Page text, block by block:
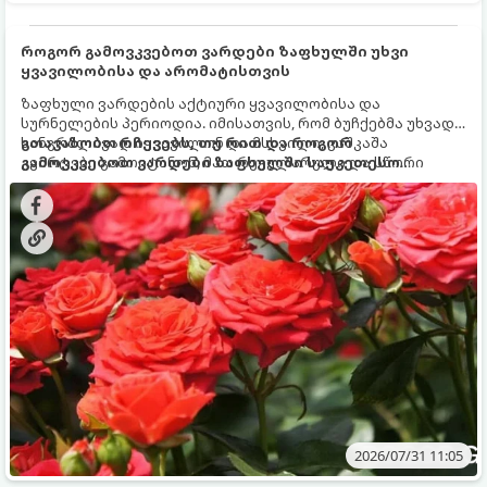
როგორ გამოვკვებოთ ვარდები ზაფხულში უხვი
ყვავილობისა და არომატისთვის
ზაფხული ვარდების აქტიური ყვავილობისა და
სურნელების პერიოდია. იმისათვის, რომ ბუჩქებმა უხვად,
ხანგრძლივად იყვავილონ და მსხვილი, კაშკაშა
კვირტები გამოიტანონ, მათ რეგულარული და სწორი
გამოკვება სჭირდებათ. ზაფხულის პერიოდში მცენარის
მოთხოვნილებები იცვლება, ამიტომ მნიშვნელოვანია
ვიცოდეთ, რომელი სასუქები გამოიყენება ამ დროს.
გთავაზობთ რჩევებს, თუ რით და როგორ
გამოვკვებოთ ვარდები ზაფხულში საუკეთესო
შედეგის მისაღწევად:
2026/07/31 11:05